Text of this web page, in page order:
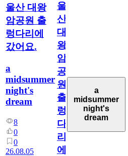
울산 대왕
암공원 출
렁다리에
갔어요.
a
midsummer
night's
dream
8
0
0
26.08.05
울
산
대
왕
암
공
원
출
렁
다
리
에
a
midsummer
night's
dream